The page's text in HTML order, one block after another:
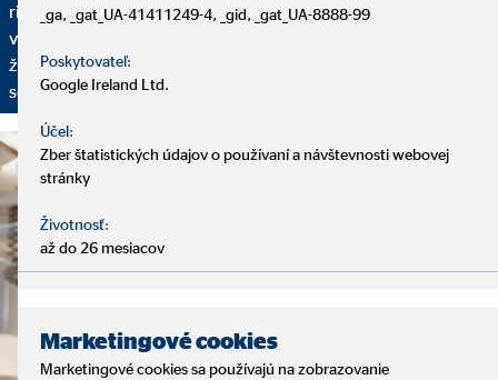
riešenie nastavené na vaše individuálne požiadavky. Aby sme
vaše finančné plány mohli prispôsobovať vašim aktuálnym
životným okolnostiam, pravidelne sa budeme stretávať na
servisných rozhovoroch.
_ga, _gat_UA-41411249-4, _gid, _gat_UA-8888-99
Poskytovateľ:
Google Ireland Ltd.
Účel:
Zber štatistických údajov o používaní a návštevnosti webovej
stránky
Životnosť:
až do 26 mesiacov
Marketingové cookies
Marketingové cookies sa používajú na zobrazovanie